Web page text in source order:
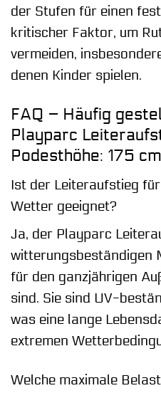
der Stufen für einen
kritischer Faktor, um
vermeiden,
denen Kinder spielen.
FAQ – Häufig
Playparc
Podesthöhe: 175 cm
Ist der Leiteraufstieg
Wetter geeignet?
Ja, der Playparc
witterungsbeständigen
für den ganzjährigen
sind. Sie sind UV-
was eine lange
extremen
Welche maximale